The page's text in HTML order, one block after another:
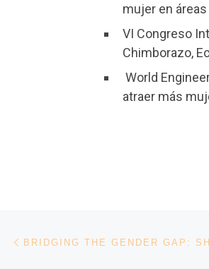
mujer en
VI Congreso
Chimborazo,
World
atraer más
Navegación de